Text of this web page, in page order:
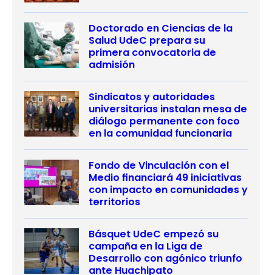
Doctorado en Ciencias de la
Salud UdeC prepara su
primera convocatoria de
admisión
Sindicatos y autoridades
universitarias instalan mesa de
diálogo permanente con foco
en la comunidad funcionaria
Fondo de Vinculación con el
Medio financiará 49 iniciativas
con impacto en comunidades y
territorios
Básquet UdeC empezó su
campaña en la Liga de
Desarrollo con agónico triunfo
ante Huachipato